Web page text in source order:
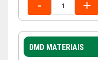
- +
DMD MATERIAIS